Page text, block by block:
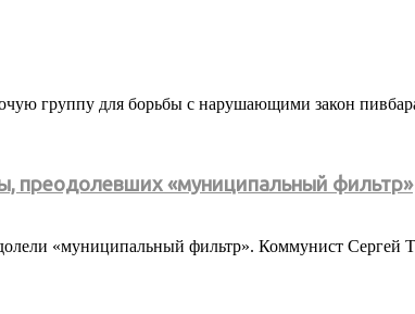
группу для борьбы с нарушающими закон
преодолевших «муниципальный фильтр»
«муниципальный фильтр». Коммунист Сергей